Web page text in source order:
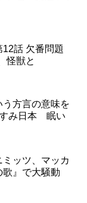
12話 欠番問題
怪獣と
う方言の意味を
み日本 眠い
ミッツ、マッカ
』で大騒動